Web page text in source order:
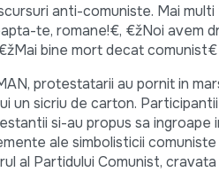
anti-comuniste. Mai
te, romane!€, €žNoi avem
bine mort decat
protestatarii au pornit in
un sicriu de carton.
si-au propus sa ingroape
ale simbolisticii
al Partidului Comunist, cravata